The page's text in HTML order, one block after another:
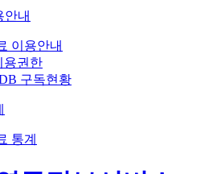
안내
이용안내
용권한
구독현황
통계